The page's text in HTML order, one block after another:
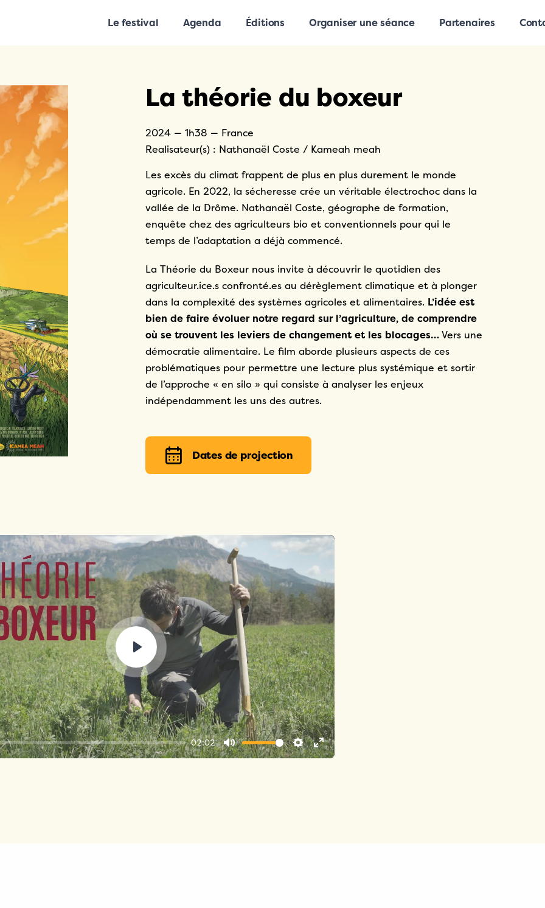
Le festival Agenda Éditions Organiser une séance Partenaires
La théorie du boxeur
2024 — 1h38 — France
Realisateur(s) : Nathanaël Coste / Kameah meah
Les excès du climat frappent de plus en plus durement le monde
agricole. En 2022, la sécheresse crée un véritable électrochoc dans la
vallée de la Drôme. Nathanaël Coste, géographe de formation,
enquête chez des agriculteurs bio et conventionnels pour qui le
temps de l’adaptation a déjà commencé.
La Théorie du Boxeur nous invite à découvrir le quotidien des
agriculteur.ice.s confronté.es au dérèglement climatique et à plonger
dans la complexité des systèmes agricoles et alimentaires. L’idée est
bien de faire évoluer notre regard sur l’agriculture, de comprendre
où se trouvent les leviers de changement et les blocages…Vers une
démocratie alimentaire. Le film aborde plusieurs aspects de ces
problématiques pour permettre une lecture plus systémique et sortir
de l’approche « en silo » qui consiste à analyser les enjeux
indépendamment les uns des autres.
Dates de projection
02:02
Mute Settings
Enter
Play